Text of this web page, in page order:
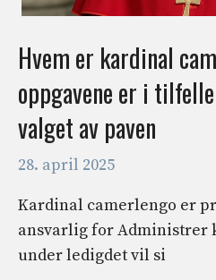
Hvem er kardinal
oppgavene er i
valget av paven
28. april 2025
Kardinal camerlengo er
ansvarlig for Administrer
under ledigdet vil si